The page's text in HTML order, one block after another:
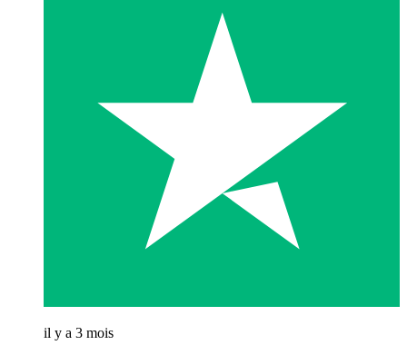
il y a 3 mois